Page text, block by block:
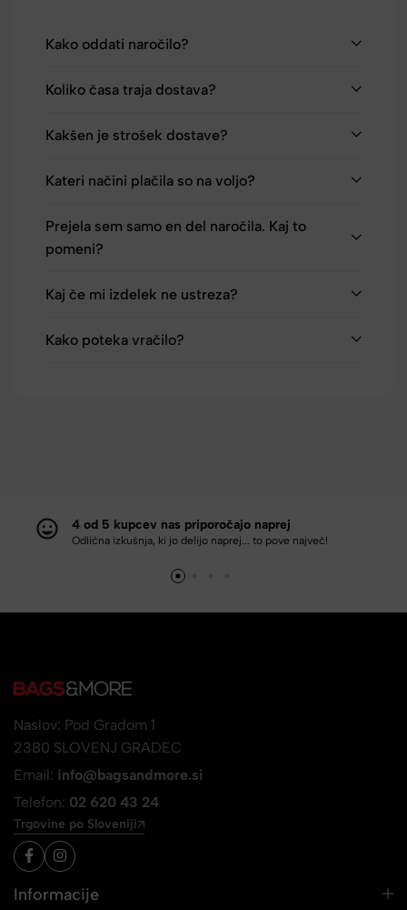
Kako oddati naročilo?
Koliko časa traja dostava?
Kakšen je strošek dostave?
Kateri načini plačila so na voljo?
Prejela sem samo en del naročila. Kaj to
pomeni?
Kaj če mi izdelek ne ustreza?
Kako poteka vračilo?
4 od 5 kupcev nas priporočajo naprej
Odlična izkušnja, ki jo delijo naprej... to pove največ!
Naslov: Pod Gradom 1
2380 SLOVENJ GRADEC
Email: info@bagsandmore.si
Telefon: 02 620 43 24
Trgovine po Sloveniji
Informacije